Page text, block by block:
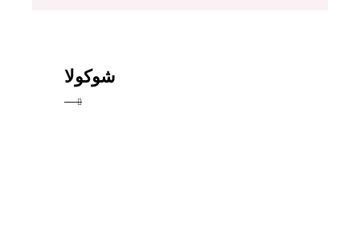
شوكولا